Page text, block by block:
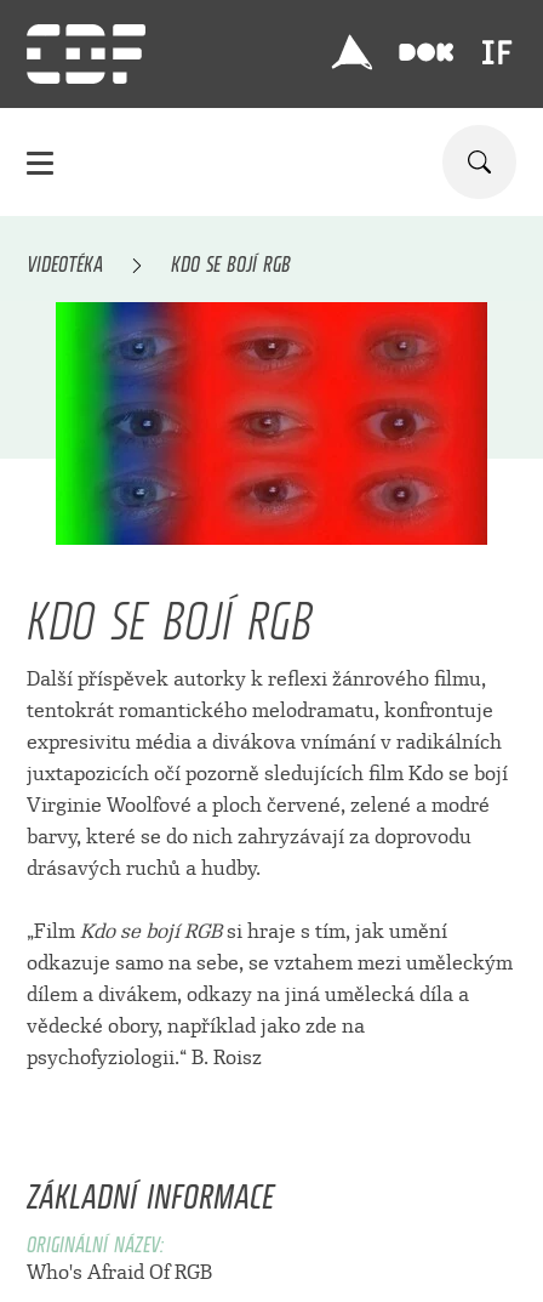
VIDEOTÉKA KDO SE BOJÍ RGB
KDO SE BOJÍ RGB
Další příspěvek autorky k reflexi žánrového filmu,
tentokrát romantického melodramatu, konfrontuje
expresivitu média a divákova vnímání v radikálních
juxtapozicích očí pozorně sledujících film Kdo se bojí
Virginie Woolfové a ploch červené, zelené a modré
barvy, které se do nich zahryzávají za doprovodu
drásavých ruchů a hudby.
„Film Kdo se bojí RGBsi hraje s tím, jak umění
odkazuje samo na sebe, se vztahem mezi uměleckým
dílem a divákem, odkazy na jiná umělecká díla a
vědecké obory, například jako zde na
psychofyziologii.“ B. Roisz
ZÁKLADNÍ INFORMACE
ORIGINÁLNÍ NÁZEV:
Who's Afraid Of RGB